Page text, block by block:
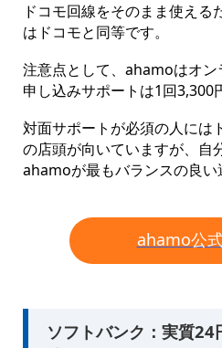
ドコモ回線をそのまま使え
はドコモと同等です。
注意点として、ahamoはオ
申し込みサポートは1回3,300
対面サポートが必須の人には
の店頭が向いていますが、自
ahamoが最もバランスの良い
ahamo公
ソフトバンク：実質